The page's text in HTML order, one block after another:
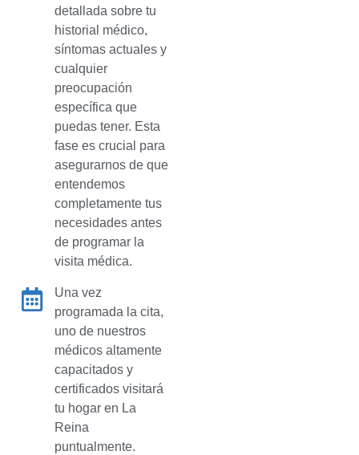
detallada sobre tu
historial médico,
síntomas actuales y
cualquier
preocupación
específica que
puedas tener. Esta
fase es crucial para
asegurarnos de que
entendemos
completamente tus
necesidades antes
de programar la
visita médica.
Una vez
programada la cita,
uno de nuestros
médicos altamente
capacitados y
certificados visitará
tu hogar en La
Reina
puntualmente.